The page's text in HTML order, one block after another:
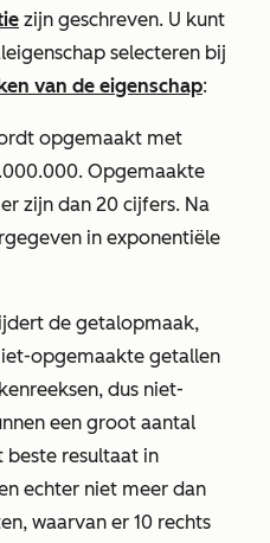
zijn geschreven. U kunt
selecteren bij
van de eigenschap:
opgemaakt met
Opgemaakte
zijn dan 20 cijfers. Na
in exponentiële
de getalopmaak,
opgemaakte getallen
dus niet-
een groot aantal
beste resultaat in
echter niet meer dan
waarvan er 10 rechts